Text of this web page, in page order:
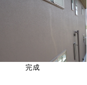
完成